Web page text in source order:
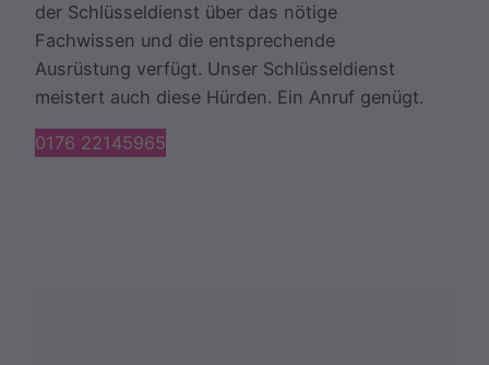
der Schlüsseldienst über das nötige
Fachwissen und die entsprechende
Ausrüstung verfügt. Unser Schlüsseldienst
meistert auch diese Hürden. Ein Anruf genügt.
0176 22145965